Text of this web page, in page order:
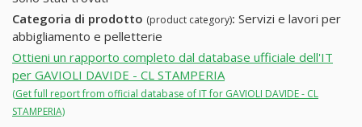
Categoria di prodotto (product category): Servizi e lavori per
abbigliamento e pelletterie
Ottieni un rapporto completo dal database ufficiale dell'IT
per GAVIOLI DAVIDE - CL STAMPERIA
(Get full report from official database of IT for GAVIOLI DAVIDE - CL
STAMPERIA)